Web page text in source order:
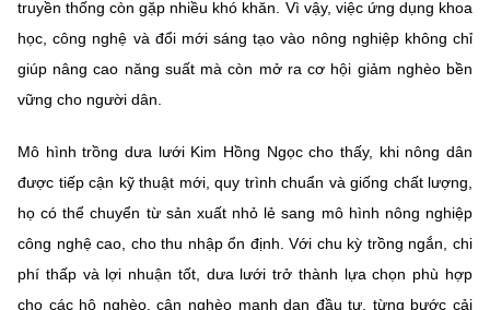
truyền thống còn gặp nhiều khó khăn. Vì vậy, việc ứng dụng khoa
học, công nghệ và đổi mới sáng tạo vào nông nghiệp không chỉ
giúp nâng cao năng suất mà còn mở ra cơ hội giảm nghèo bền
vững cho người dân.
Mô hình trồng dưa lưới Kim Hồng Ngọc cho thấy, khi nông dân
được tiếp cận kỹ thuật mới, quy trình chuẩn và giống chất lượng,
họ có thể chuyển từ sản xuất nhỏ lẻ sang mô hình nông nghiệp
công nghệ cao, cho thu nhập ổn định. Với chu kỳ trồng ngắn, chi
phí thấp và lợi nhuận tốt, dưa lưới trở thành lựa chọn phù hợp
cho các hộ nghèo, cận nghèo mạnh dạn đầu tư, từng bước cải